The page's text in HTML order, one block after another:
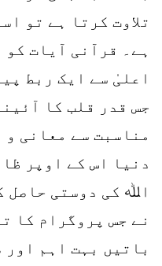
تلاوت کرتا ہے تو
ہے۔ قرآنی آیات کو
اعلیٰ سے ایک ربط
جس قدر قلب کا
مناسبت سے معانی
دنیا اس کے اوپر
اﷲ کی دوستی حاصل
نے جس پروگرام کا
باتیں بہت اہم اور